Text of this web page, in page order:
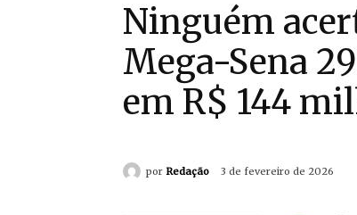
Ninguém
Mega-Sena
em R$ 144
por Redação 3 de fevereiro de 2026